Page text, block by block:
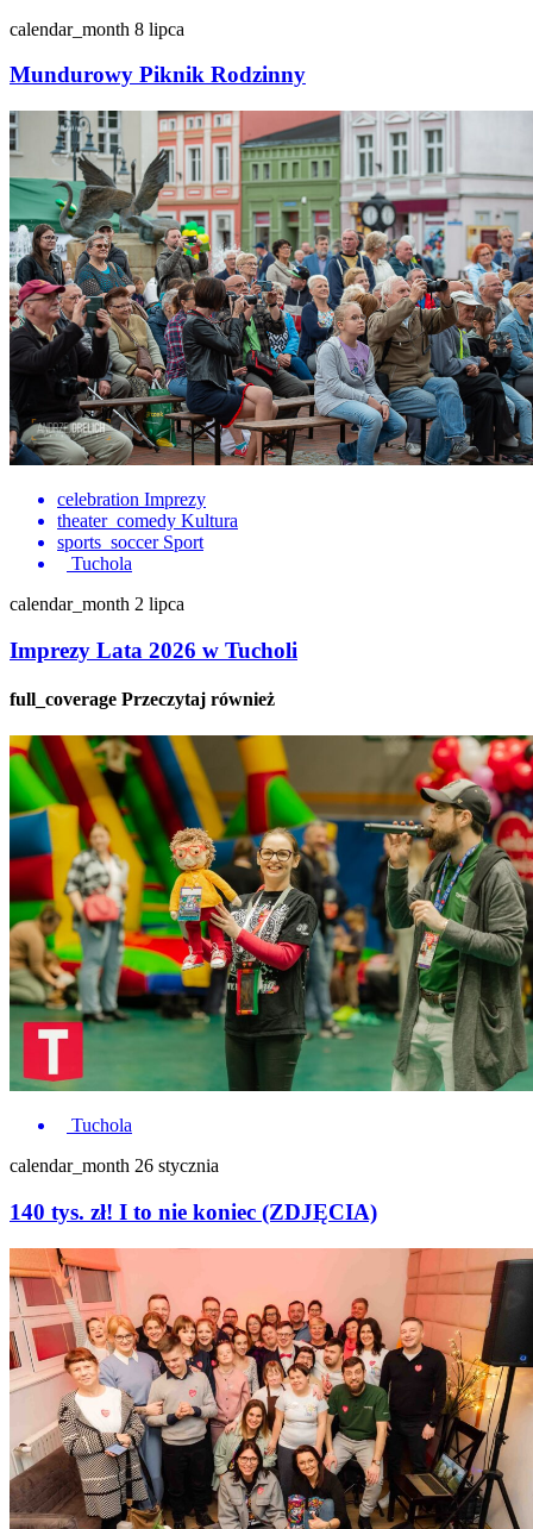
calendar_month 8 lipca
Mundurowy Piknik Rodzinny
celebration Imprezy
theater_comedy Kultura
sports_soccerSport
Tuchola
calendar_month 2 lipca
Imprezy Lata 2026 w Tucholi
full_coverage Przeczytaj również
Tuchola
calendar_month 26 stycznia
140 tys. zł! I to nie koniec (ZDJĘCIA)